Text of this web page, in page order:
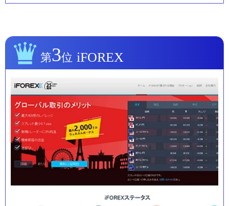
第3位 iFOREX